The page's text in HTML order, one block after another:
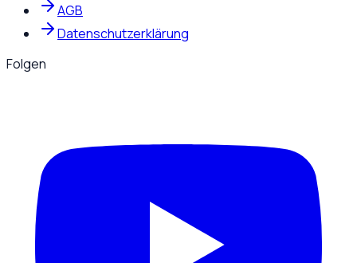
AGB
Datenschutzerklärung
Folgen